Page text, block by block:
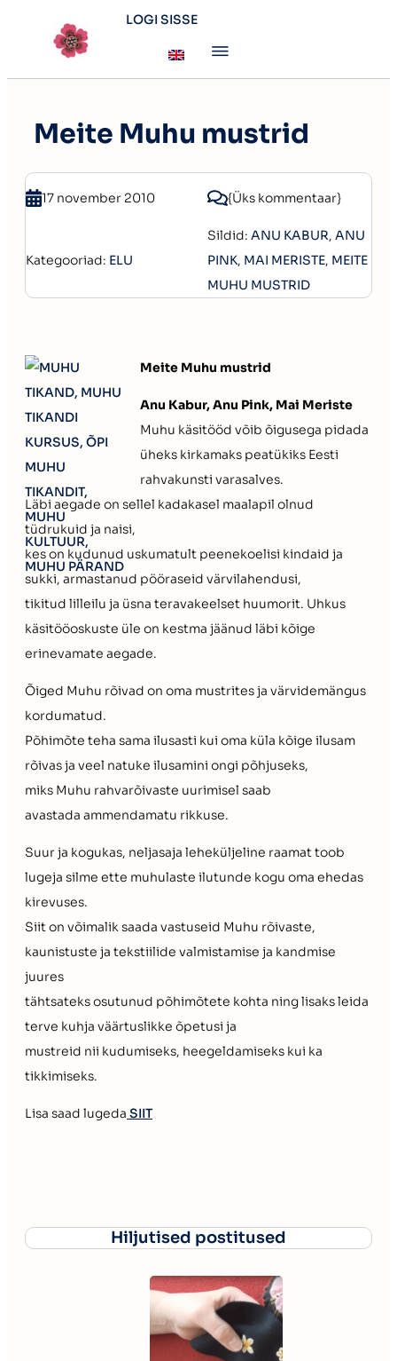
LOGI SISSE
Meite Muhu mustrid
17 november 2010 {Üks kommentaar}
Kategooriad: ELU
Sildid: ANU KABUR, ANU
PINK, MAI MERISTE, MEITE
MUHU MUSTRID
Meite Muhu mustrid
Anu Kabur, Anu Pink, Mai Meriste
Muhu käsitööd võib õigusega pidada
üheks kirkamaks peatükiks Eesti
rahvakunsti varasalves.
Läbi aegade on sellel kadakasel maalapil olnud
tüdrukuid ja naisi,
kes on kudunud uskumatult peenekoelisi kindaid ja
sukki, armastanud pööraseid värvilahendusi,
tikitud lilleilu ja üsna teravakeelset huumorit. Uhkus
käsitööoskuste üle on kestma jäänud läbi kõige
erinevamate aegade.
Õiged Muhu rõivad on oma mustrites ja värvidemängus
kordumatud.
Põhimõte teha sama ilusasti kui oma küla kõige ilusam
rõivas ja veel natuke ilusamini ongi põhjuseks,
miks Muhu rahvarõivaste uurimisel saab
avastada ammendamatu rikkuse.
Suur ja kogukas, neljasaja leheküljeline raamat toob
lugeja silme ette muhulaste ilutunde kogu oma ehedas
kirevuses.
Siit on võimalik saada vastuseid Muhu rõivaste,
kaunistuste ja tekstiilide valmistamise ja kandmise
juures
tähtsateks osutunud põhimõtete kohta ning lisaks leida
terve kuhja väärtuslikke õpetusi ja
mustreid nii kudumiseks, heegeldamiseks kui ka
tikkimiseks.
Lisa saad lugeda SIIT
Hiljutised postitused